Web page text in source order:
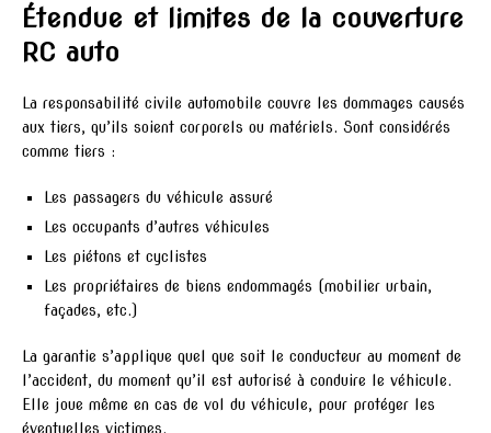
Étendue et limites de la couverture
RC auto
La responsabilité civile automobile couvre les dommages causés
aux tiers, qu’ils soient corporels ou matériels. Sont considérés
comme tiers :
Les passagers du véhicule assuré
Les occupants d’autres véhicules
Les piétons et cyclistes
Les propriétaires de biens endommagés (mobilier urbain,
façades, etc.)
La garantie s’applique quel que soit le conducteur au moment de
l’accident, du moment qu’il est autorisé à conduire le véhicule.
Elle joue même en cas de vol du véhicule, pour protéger les
éventuelles victimes.